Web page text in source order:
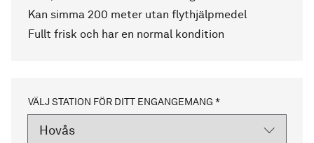
Kan simma 200 meter utan flythjälpmedel
Fullt frisk och har en normal kondition
VÄLJ STATION FÖR DITT ENGANGEMANG *